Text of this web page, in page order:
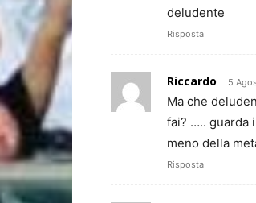
deludente
Risposta
Riccardo 5
Ma che
fai? ….. guarda
meno della
Risposta